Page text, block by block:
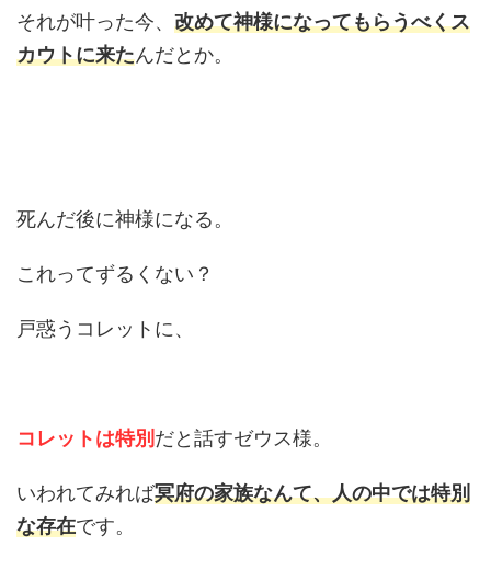
それが叶った今、 改めて神様になってもらうべくス
カウトに来たんだとか。
死んだ後に神様になる。
これってずるくない？
戸惑うコレットに、
コレットは特別 だと話すゼウス様。
いわれてみれば冥府の家族なんて、人の中では特別
な存在です。